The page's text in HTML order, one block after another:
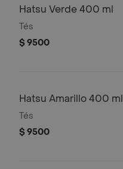
Hatsu Verde 400 ml
Tés
$ 9500
Hatsu Amarillo 400 ml
Tés
$ 9500